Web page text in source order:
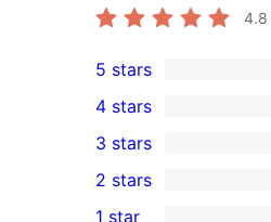
4.8
8
5-
star
reviews
5 stars
4-
star
4 stars
1
3-
3 stars
2 stars
1 star